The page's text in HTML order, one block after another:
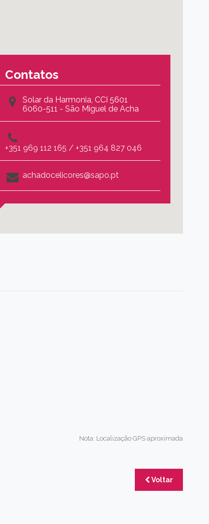
Contatos
Solar da Harmonia, CCI 5601
6060-511 - São Miguel de Acha
+351 969 112 165 / +351 964 827 046
achadocelicores@sapo.pt
Nota: Localização GPS aproximada
Voltar